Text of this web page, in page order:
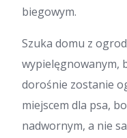
biegowym.
Szuka domu z
wypielęgnowanym,
dorośnie zostanie
miejscem dla psa,
nadwornym, a nie